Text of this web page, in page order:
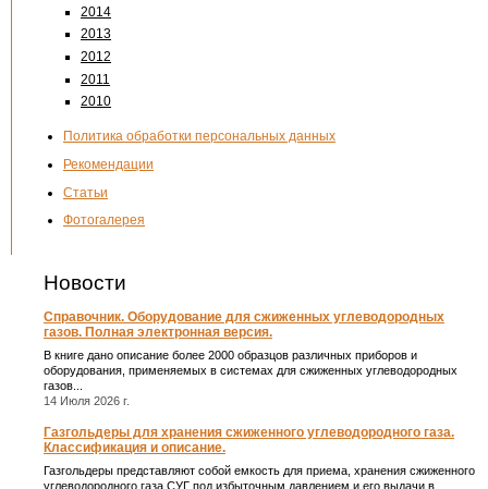
2014
2013
2012
2011
2010
Политика обработки персональных данных
Рекомендации
Статьи
Фотогалерея
Новости
Справочник. Оборудование для сжиженных углеводородных
газов. Полная электронная версия.
В книге дано описание более 2000 образцов различных приборов и
оборудования, применяемых в системах для сжиженных углеводородных
газов...
14 Июля 2026 г.
Газгольдеры для хранения сжиженного углеводородного газа.
Классификация и описание.
Газгольдеры представляют собой емкость для приема, хранения сжиженного
углеводородного газа СУГ под избыточным давлением и его выдачи в